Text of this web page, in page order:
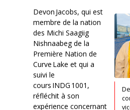
Devon Jacobs, qui est
membre de la nation
des Michi Saagiig
Nishnaabeg de la
Première Nation de
Curve Lake et qui a
suivi le
cours INDG 1001,
réfléchit à son
expérience concernant